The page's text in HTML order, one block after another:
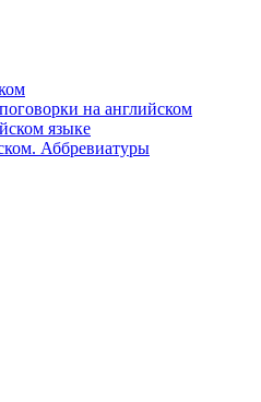
на английском
языке
Аббревиатуры